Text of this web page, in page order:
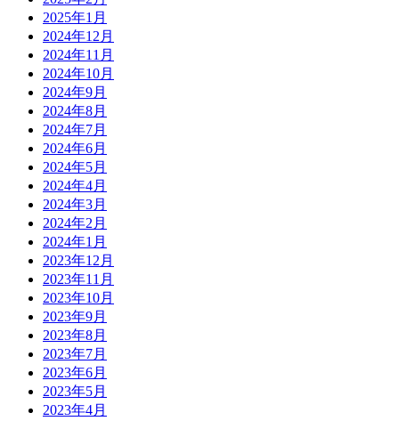
2025年1月
2024年12月
2024年11月
2024年10月
2024年9月
2024年8月
2024年7月
2024年6月
2024年5月
2024年4月
2024年3月
2024年2月
2024年1月
2023年12月
2023年11月
2023年10月
2023年9月
2023年8月
2023年7月
2023年6月
2023年5月
2023年4月